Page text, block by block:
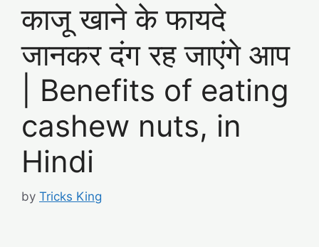
काजू खाने के फायदे
जानकर दंग रह जाएंगे आप
| Benefits of eating
cashew nuts, in
Hindi
by Tricks King